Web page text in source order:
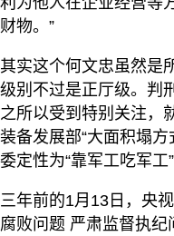
财物。”
其实这个何文忠虽然是
级别不过是正厅级。判
之所以受到特别关注，
装备发展部“大面积塌
委定性为“靠军工吃军工
三年前的1月13日，央
腐败问题 严肃监督执纪